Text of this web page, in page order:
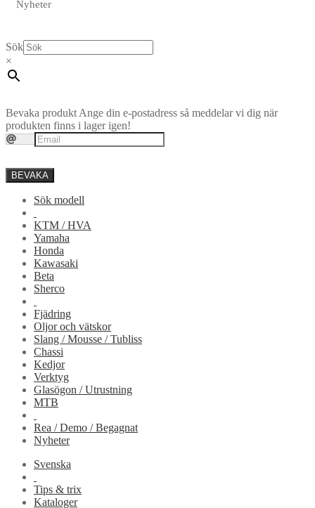
Nyheter
Sök
×
Bevaka produkt Ange din e-postadress så meddelar vi dig när
produkten finns i lager igen!
BEVAKA
Sök modell
KTM / HVA
Yamaha
Honda
Kawasaki
Beta
Sherco
Fjädring
Oljor och vätskor
Slang / Mousse / Tubliss
Chassi
Kedjor
Verktyg
Glasögon / Utrustning
MTB
Rea / Demo / Begagnat
Nyheter
Svenska
Tips & trix
Kataloger